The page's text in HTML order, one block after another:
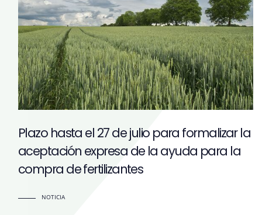
Plazo hasta el 27 de julio para formalizar la
aceptación expresa de la ayuda para la
compra de fertilizantes
NOTICIA